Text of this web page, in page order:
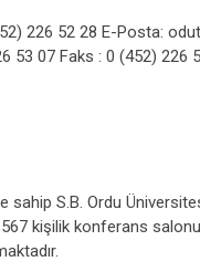
226 52 28 E-Posta:
53 07 Faks : 0 (452) 226
S.B. Ordu
kişilik konferans